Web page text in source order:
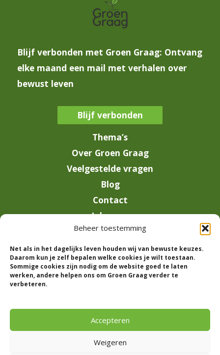
Beheer toestemming
Net als in het dagelijks leven houden wij van bewuste keuzes.
Daarom kun je zelf bepalen welke cookies je wilt toestaan.
Sommige cookies zijn nodig om de website goed te laten
werken, andere helpen ons om Groen Graag verder te
verbeteren.
Accepteren
Weigeren
Blijf verbonden met Groen Graag: Ontvang
elke maand een mail met verhalen over
bewust leven
Blijf verbonden
Thema’s
Over Groen Graag
Veelgestelde vragen
Blog
Contact
Inloggen
info@groengraag.nl
KvK 63990962
Ervaringen van leden op Trustpilot
Marketing
Groen Graag is onderdeel van Moreau